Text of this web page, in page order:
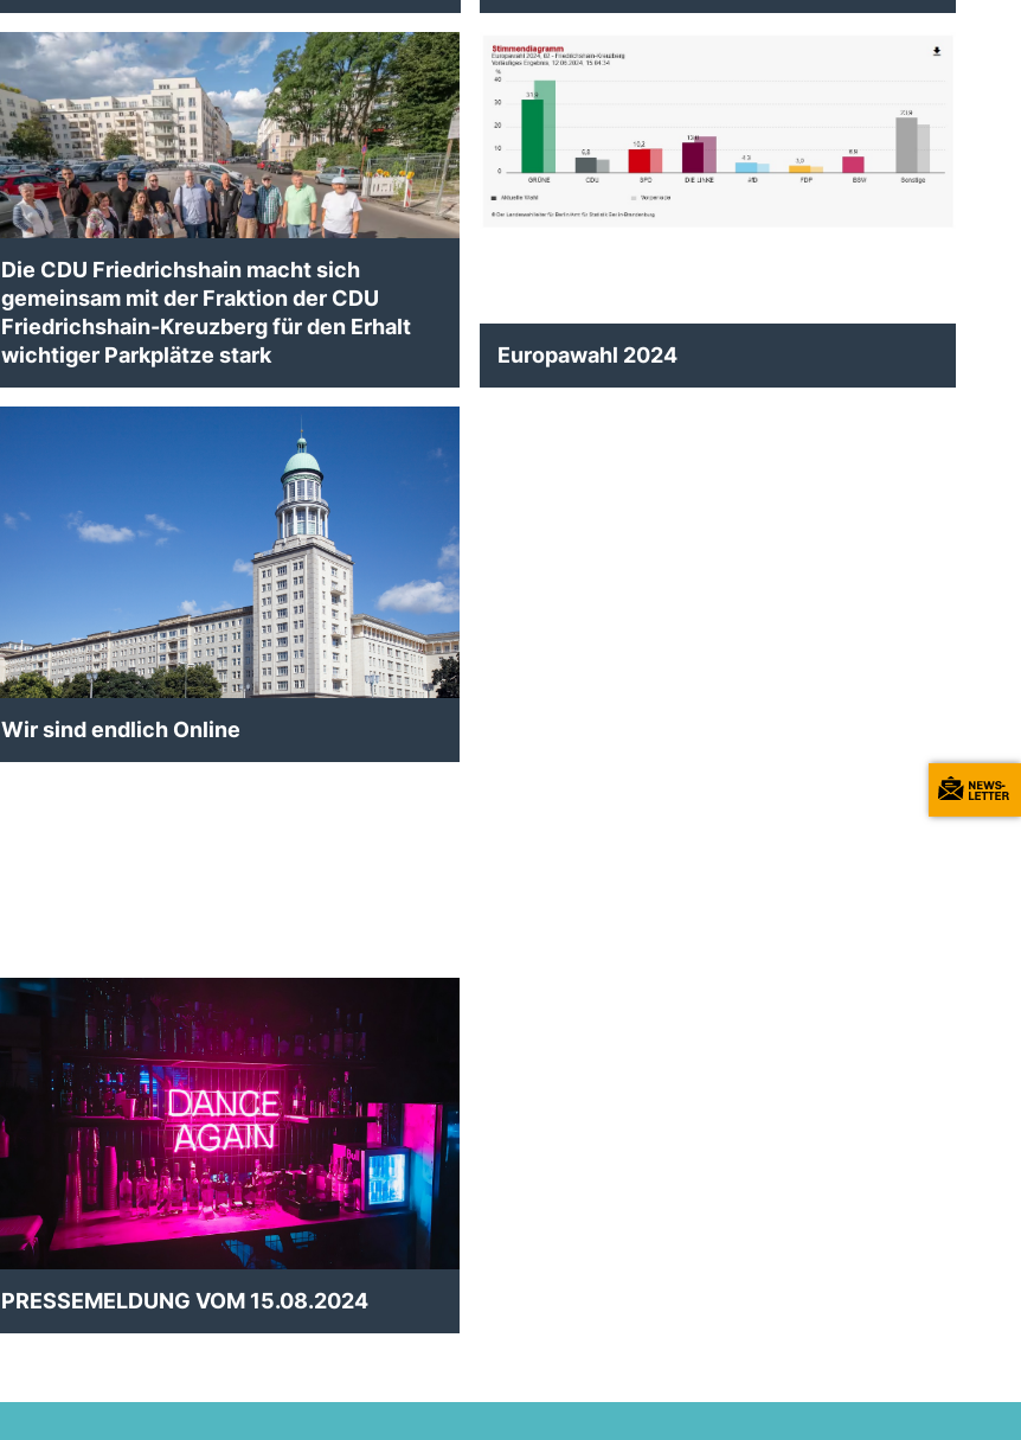
Die CDU Friedrichshain macht sich
gemeinsam mit der Fraktion der CDU
Friedrichshain-Kreuzberg für den Erhalt
wichtiger Parkplätze stark
Europawahl 2024
Wir sind endlich Online
PRESSEMELDUNG VOM 15.08.2024